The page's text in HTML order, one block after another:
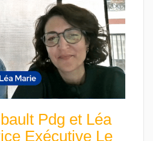
Pdg et Léa
Exécutive Le